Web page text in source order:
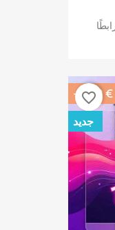
-4.00 €
جديد
favorite_border